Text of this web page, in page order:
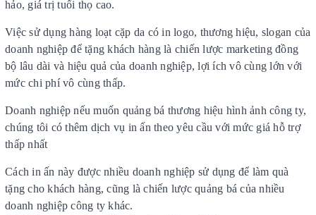
hảo, giá trị tuổi thọ cao.
Việc sử dụng hàng loạt cặp da có in logo, thương hiệu, slogan của
doanh nghiệp để tặng khách hàng là chiến lược marketing đồng
bộ lâu dài và hiệu quả của doanh nghiệp, lợi ích vô cùng lớn với
mức chi phí vô cùng thấp.
Doanh nghiệp nếu muốn quảng bá thương hiệu hình ảnh công ty,
chúng tôi có thêm dịch vụ in ấn theo yêu cầu với mức giá hỗ trợ
thấp nhất
Cách in ấn này được nhiều doanh nghiệp sử dụng để làm quà
tặng cho khách hàng, cũng là chiến lược quảng bá của nhiều
doanh nghiệp công ty khác.